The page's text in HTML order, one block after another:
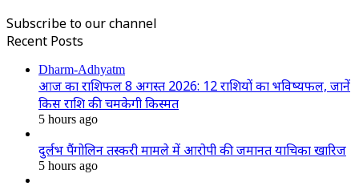
Subscribe to our channel
Recent Posts
Dharm-Adhyatm
आज का राशिफल 8 अगस्त 2026: 12 राशियों का भविष्यफल, जानें
किस राशि की चमकेगी किस्मत
5 hours ago
दुर्लभ पैंगोलिन तस्करी मामले में आरोपी की जमानत याचिका खारिज
5 hours ago